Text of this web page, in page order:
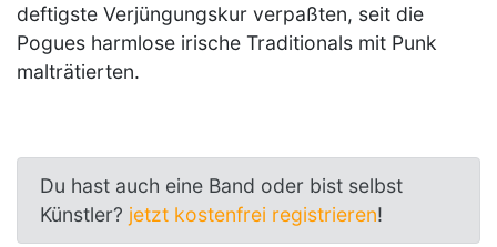
deftigste Verjüngungskur verpaßten, seit die
Pogues harmlose irische Traditionals mit Punk
malträtierten.
Du hast auch eine Band oder bist selbst
Künstler? jetzt kostenfrei registrieren!